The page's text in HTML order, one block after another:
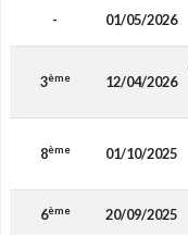
- 01/05/2026
3ème 12/04/2026
8ème 01/10/2025
6ème 20/09/2025